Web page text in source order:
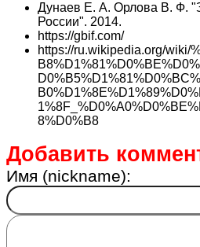
Дунаев Е. А. Орлова В. Ф.
России". 2014.
https://gbif.com/
https://ru.wikipedia.org/wiki/
8%D0%B8
Добавить
Имя (nickname):